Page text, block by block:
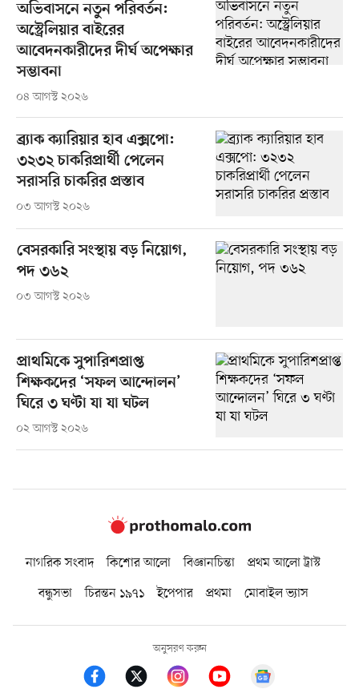
অভিবাসনে নতুন পরিবর্তন:
অস্ট্রেলিয়ার বাইরের
আবেদনকারীদের দীর্ঘ অপেক্ষার
সম্ভাবনা
০৪ আগস্ট ২০২৬
ব্র্যাক ক্যারিয়ার হাব এক্সপো:
৩২৩২ চাকরিপ্রার্থী পেলেন
সরাসরি চাকরির প্রস্তাব
০৩ আগস্ট ২০২৬
বেসরকারি সংস্থায় বড় নিয়োগ,
পদ ৩৬২
০৩ আগস্ট ২০২৬
প্রাথমিকে সুপারিশপ্রাপ্ত
শিক্ষকদের ‘সফল আন্দোলন’
ঘিরে ৩ ঘণ্টা যা যা ঘটল
০২ আগস্ট ২০২৬
নাগরিক সংবাদ কিশোর আলো বিজ্ঞানচিন্তা
প্রথম আলো ট্রাস্ট
বন্ধুসভা
চিরন্তন ১৯৭১ ইপেপার প্রথমা মোবাইল ভ্যাস
অনুসরণ করুন